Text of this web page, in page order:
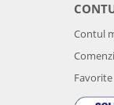
Contul
Favorite